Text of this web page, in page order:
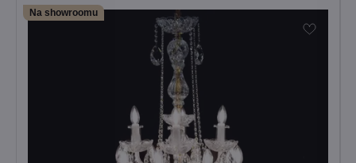
Na showroomu